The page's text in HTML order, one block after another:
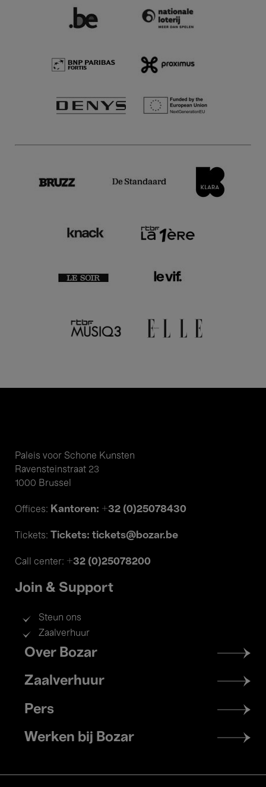
Paleis voor Schone Kunsten
Ravensteinstraat 23
1000 Brussel
Offices: Kantoren: +32 (0)25078430
Tickets: Tickets: tickets@bozar.be
Call center: +32 (0)25078200
Join & Support
Steun ons
Zaalverhuur
Footer
menu
Over Bozar
Zaalverhuur
Pers
Werken bij Bozar